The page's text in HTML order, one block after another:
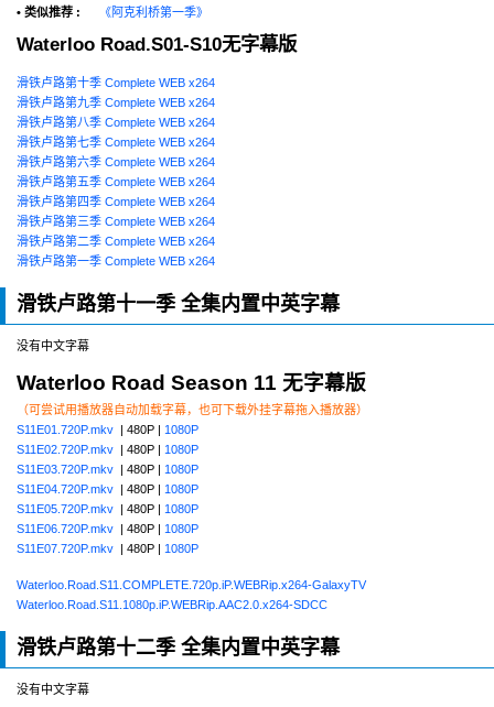
• 类似推荐 :
《阿克利桥第一季》
Waterloo Road.S01-S10无字幕版
滑铁卢路第十季 Complete WEB x264
滑铁卢路第九季 Complete WEB x264
滑铁卢路第八季 Complete WEB x264
滑铁卢路第七季 Complete WEB x264
滑铁卢路第六季 Complete WEB x264
滑铁卢路第五季 Complete WEB x264
滑铁卢路第四季 Complete WEB x264
滑铁卢路第三季 Complete WEB x264
滑铁卢路第二季 Complete WEB x264
滑铁卢路第一季 Complete WEB x264
滑铁卢路第十一季 全集内置中英字幕
没有中文字幕
Waterloo Road Season 11 无字幕版
（可尝试用播放器自动加载字幕，也可下载外挂字幕拖入播放器）
S11E01.720P.mkv | 480P | 1080P
S11E02.720P.mkv | 480P | 1080P
S11E03.720P.mkv | 480P | 1080P
S11E04.720P.mkv | 480P | 1080P
S11E05.720P.mkv | 480P | 1080P
S11E06.720P.mkv | 480P | 1080P
S11E07.720P.mkv | 480P | 1080P
Waterloo.Road.S11.COMPLETE.720p.iP.WEBRip.x264-GalaxyTV
Waterloo.Road.S11.1080p.iP.WEBRip.AAC2.0.x264-SDCC
滑铁卢路第十二季 全集内置中英字幕
没有中文字幕